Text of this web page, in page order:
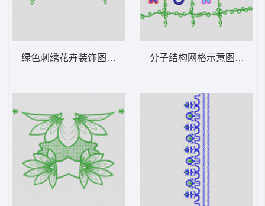
绿色刺绣花卉装饰图案 花型 分子结构网格示意图 花型